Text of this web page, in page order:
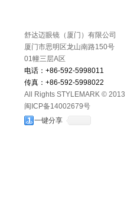
舒达迈眼镜（厦门）有限公司
厦门市思明区龙山南路150号
01幢三层A区
电话：+86-592-5998011
传真：+86-592-5998022
All Rights STYLEMARK © 2013
闽ICP备14002679号
一键分享